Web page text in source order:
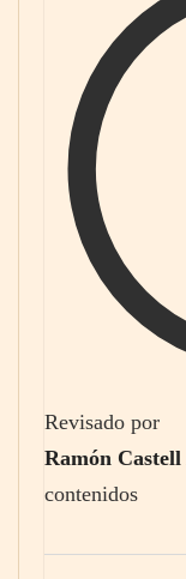
Revisado por
Ramón Castell
contenidos